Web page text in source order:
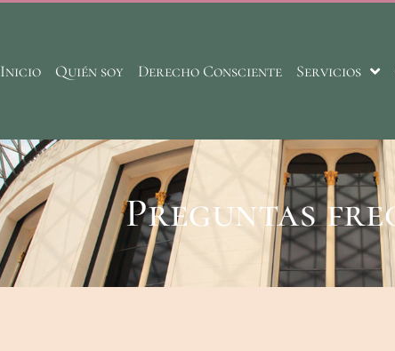
Inicio Quién soy Derecho Consciente Servicios
Preguntas